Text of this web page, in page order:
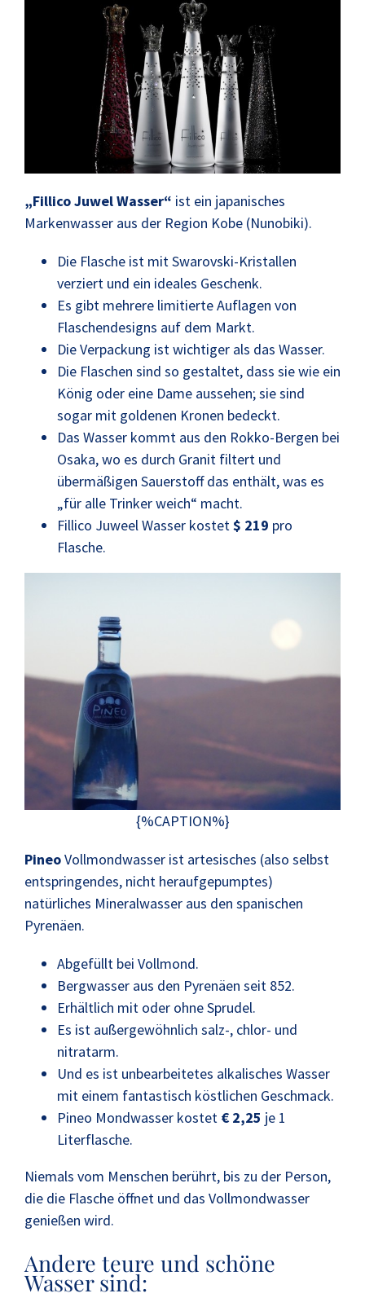
„Fillico Juwel Wasser“ ist ein japanisches
Markenwasser aus der Region Kobe (Nunobiki).
Die Flasche ist mit Swarovski-Kristallen
verziert und ein ideales Geschenk.
Es gibt mehrere limitierte Auflagen von
Flaschendesigns auf dem Markt.
Die Verpackung ist wichtiger als das Wasser.
Die Flaschen sind so gestaltet, dass sie wie ein
König oder eine Dame aussehen; sie sind
sogar mit goldenen Kronen bedeckt.
Das Wasser kommt aus den Rokko-Bergen bei
Osaka, wo es durch Granit filtert und
übermäßigen Sauerstoff das enthält, was es
„für alle Trinker weich“ macht.
Fillico Juweel Wasser kostet$ 219 pro
Flasche.
{%CAPTION%}
PineoVollmondwasser ist artesisches (also selbst
entspringendes, nicht heraufgepumptes)
natürliches Mineralwasser aus den spanischen
Pyrenäen.
Abgefüllt bei Vollmond.
Bergwasser aus den Pyrenäen seit 852.
Erhältlich mit oder ohne Sprudel.
Es ist außergewöhnlich salz-, chlor- und
nitratarm.
Und es ist unbearbeitetes alkalisches Wasser
mit einem fantastisch köstlichen Geschmack.
Pineo Mondwasser kostet € 2,25 je 1
Literflasche.
Niemals vom Menschen berührt, bis zu der Person,
die die Flasche öffnet und das Vollmondwasser
genießen wird.
Andere teure und schöne
Wasser sind: